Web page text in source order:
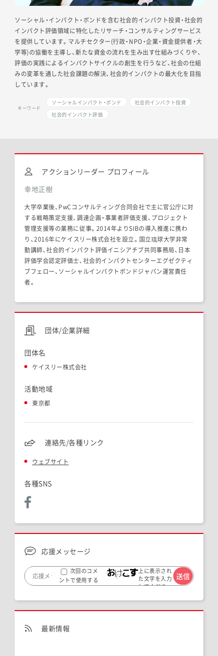
ソーシャル・インパクト・ボンドを含む社会的インパクト投資・社会的
インパクト評価領域に特化したリサーチ・コンサルティングサービス
を提供しています。マルチセクター(行政・NPO・企業・資金提供者・大
学等)の協働を主導し、新たな資金の流れを生み出す仕組みづくりや、
評価の実践によるインパクトサイクルの創生を行うなど、社会の仕組
みの変革を通した社会課題の解決、社会的インパクトの最大化を目指
しています。
キーワード
ソーシャルインパクト・ボンド
社会的インパクト投資
社会的インパクト評価
アクションリーダー プロフィール
幸地正樹
大学卒業後、PwCコンサルティング合同会社で主に官公庁に対
する戦略策定支援、調達企画・事業者評価支援、プロジェクト
管理支援等の業務に従事。2014年よりSIBの導入推進に携わ
り、2016年にケイスリー株式会社を設立。国立琉球大学非常
勤講師、社会的インパクト評価イニシアチブ共同事務局、日本
評価学会認定評価士、社会的インパクトセンターエグゼクティ
ブフェロー、ソーシャルインパクトボンドジャパン運営責任
者。
団体/企業詳細
団体名
ケイスリー株式会社
活動地域
東京都
連絡先/各種リンク
ウェブサイト
各種SNS
応援メッセージ
次回のコメ
ントで使用する
ためブラウザー
イトを保存する。
上に表示され
た文字を入力
してくださ
最新情報